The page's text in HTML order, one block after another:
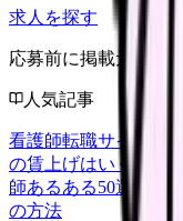
求人を探す
応募前に掲載元の最
人気記事
看護師転職サイトラ
の賃上げはいくら？
師あるある50選【共
の方法